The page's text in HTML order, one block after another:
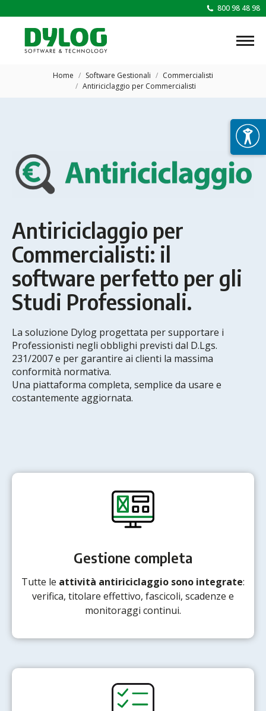
800 98 48 98
Tu sei qui:Home Software Gestionali
Commercialisti
Antiriciclaggio per Commercialisti
Antiriciclaggio per
Commercialisti: il
software perfetto per gli
Studi Professionali.
La soluzione Dylog progettata per supportare i
Professionisti negli obblighi previsti dal D.Lgs.
231/2007 e per garantire ai clienti la massima
conformità normativa.
Una piattaforma completa, semplice da usare e
costantemente aggiornata.
Gestione completa
Tutte le attività antiriciclaggio sono integrate:
verifica, titolare effettivo, fascicoli, scadenze e
monitoraggi continui.